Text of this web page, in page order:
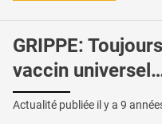
GRIPPE:
vaccin
Actualité publiée il y a 9